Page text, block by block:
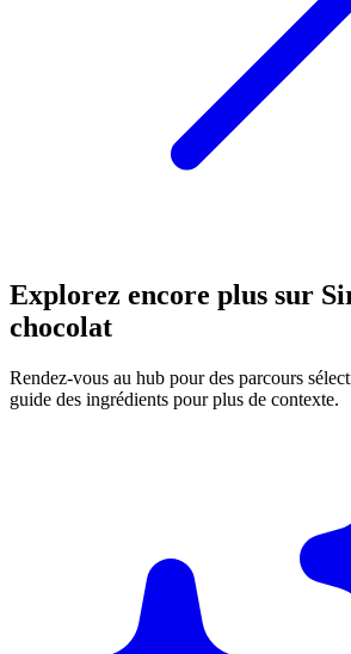
Explorez encore plus sur
chocolat
Rendez-vous au hub pour des parcours
guide des ingrédients pour plus de contexte.